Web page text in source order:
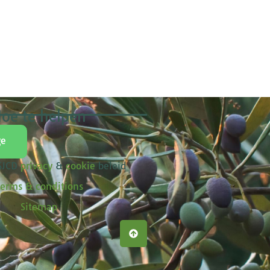
te helpen
privacy& cookiebeleid
& conditions
Sitemap